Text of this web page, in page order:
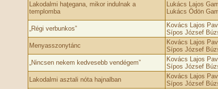
Lakodalmi haţegana, mikor indulnak a
templomba
Lukács Lajos
Lukács Ödön
„Régi verbunkos”
Kovács Lajos
Sípos József
Menyasszonytánc
Kovács Lajos
Sípos József
„Nincsen nekem kedvesebb vendégem”
Kovács Lajos
Sípos József
Lakodalmi asztali nóta hajnalban
Kovács Lajos
Sípos József